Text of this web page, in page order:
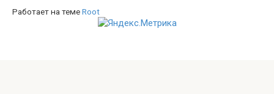
Работает на темеRoot